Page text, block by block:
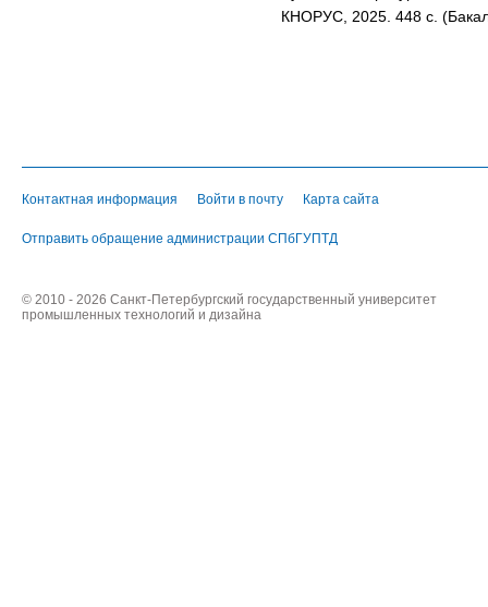
КНОРУС, 2025. 448 с.
Контактная информация Войти в почту Карта сайта
Отправить обращение администрации СПбГУПТД
© 2010 - 2026 Санкт-Петербургский государственный университет
промышленных технологий и дизайна